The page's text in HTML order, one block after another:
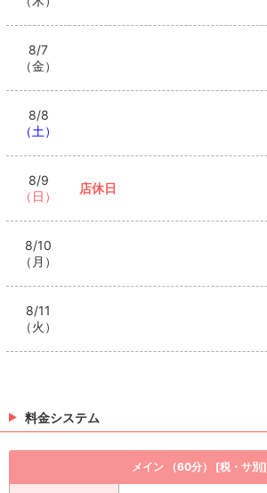
8/7
（金）
8/8
（土）
8/9
（日）
店休日
8/10
（月）
8/11
（火）
料金システム
メイン （60分） [税・サ別]